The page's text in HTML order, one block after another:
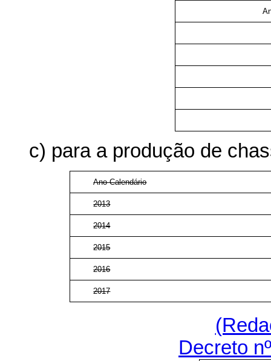
c) para a produção de
Ano-Calendário
2013
2014
2015
2016
2017
Decreto